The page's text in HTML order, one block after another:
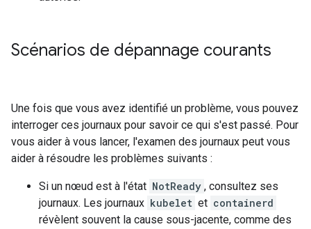
Scénarios de dépannage courants
Une fois que vous avez identifié un problème, vous pouvez
interroger ces journaux pour savoir ce qui s'est passé. Pour
vous aider à vous lancer, l'examen des journaux peut vous
aider à résoudre les problèmes suivants :
Si un nœud est à l'état NotReady , consultez ses
journaux. Les journaux kubelet et containerd
révèlent souvent la cause sous-jacente, comme des